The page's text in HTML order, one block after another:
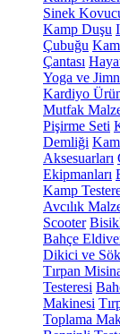
Sinek
Kamp Duşu
Çubuğu
Çantası
Yoga ve
Kardiyo
Mutfak
Pişirme Seti
Demliği
Aksesuarları
Ekipmanları
Kamp
Avcılık
Scooter
Bahçe
Dikici ve
Tırpan
Testeresi
Makinesi
Toplama